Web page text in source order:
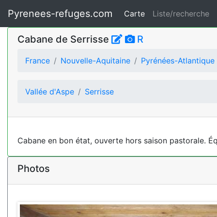
Pyrenees-refuges.com Carte Liste/recherche
Cabane de Serrisse R
France Nouvelle-Aquitaine Pyrénées-Atlantique
Vallée d'Aspe Serrisse
Cabane en bon état, ouverte hors saison pastorale.
Photos